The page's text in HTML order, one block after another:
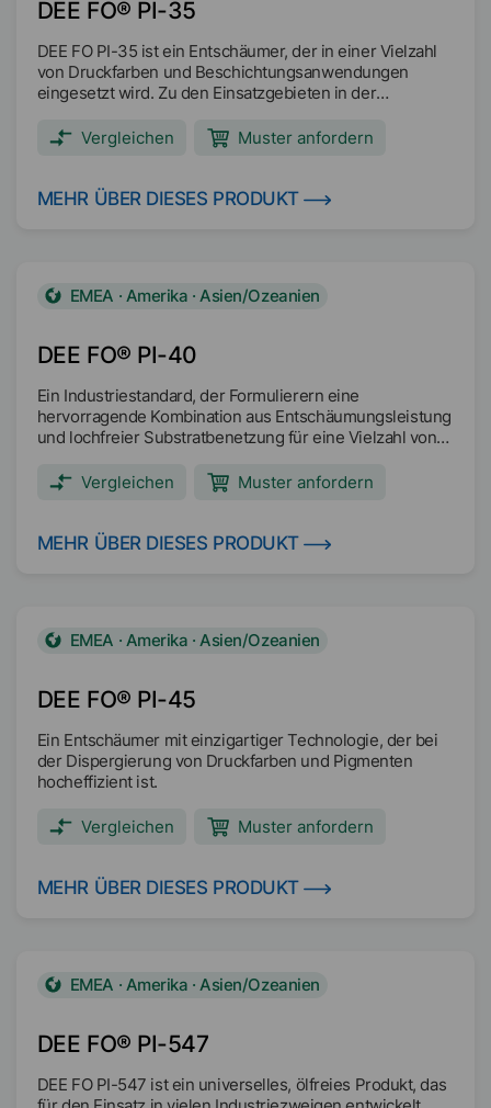
DEE FO® PI-35
DEE FO PI-35 ist ein Entschäumer, der in einer Vielzahl
von Druckfarben und Beschichtungsanwendungen
eingesetzt wird. Zu den Einsatzgebieten in der
auch die endgültigen Druckfarbenformulierungen. DEE
FO PI-35 ist hochwirksam in den meisten Wellpappen-,
Zeitungsdruckfarben sowie in Beschichtungen für
Vergleichen Muster anfordern
MEHR ÜBER DIESES PRODUKT
DEE FO® PI-40
EMEA · Amerika · Asien/Ozeanien
Ein Industriestandard, der Formulierern eine
hervorragende Kombination aus Entschäumungsleistung
und lochfreier Substratbenetzung für eine Vielzahl von
Druckfarbenanwendungen eingesetzt werden, z. B. in
Wellpappe, Verpackungen, Film/Folie, beschichtetem
in einer Vielzahl von OPV, Emulsionspolymeren,
Vergleichen Muster anfordern
MEHR ÜBER DIESES PRODUKT
DEE FO® PI-45
EMEA · Amerika · Asien/Ozeanien
Ein Entschäumer mit einzigartiger Technologie, der bei
der Dispergierung von Druckfarben und Pigmenten
hocheffizient ist.
Vergleichen Muster anfordern
MEHR ÜBER DIESES PRODUKT
DEE FO® PI-547
EMEA · Amerika · Asien/Ozeanien
DEE FO PI-547 ist ein universelles, ölfreies Produkt, das